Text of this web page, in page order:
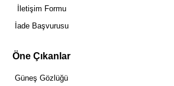
İletişim Formu
İade Başvurusu
Öne Çıkanlar
Güneş Gözlüğü